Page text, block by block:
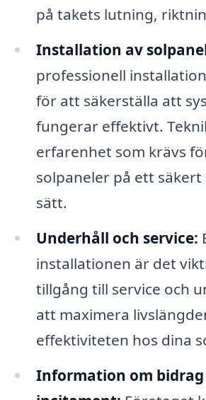
på takets lutning,
Installation av
professionell
för att säkerställa att
fungerar effektivt.
erfarenhet som krävs
solpaneler på ett
sätt.
Underhåll och service:
installationen är det
tillgång till service och
att maximera
effektiviteten hos dina
Information om bidrag